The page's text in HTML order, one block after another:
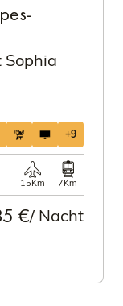
Sophia
+9
15Km 7Km
€/ Nacht